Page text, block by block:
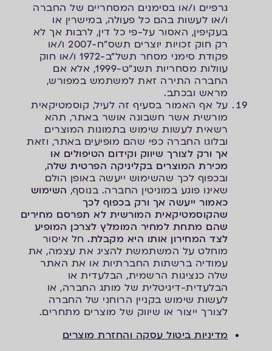
גרפיים ו/או בסימנים המסחריים של החברה
ו/או לעשות בהם כל פעולה, במישרין או
בעקיפין, האסור על-פי כל דין, לרבות אך לא
רק חוק זכויות יוצרים תשס"ח-2007 ו/או
פקודת סימני מסחר תשל"ב-1972 ו/או חוק
עוולות מסחריות תשנ"ט-1999, אלא אם
החברה התירה זאת למשתמש במפורש,
מראש ובכתב.
על אף האמור בסעיף זה לעיל, קוסמטיקאית
מורשית אשר חשבונה אושר באתר, תהא
רשאית לעשות שימוש בתמונות המוצרים
ובלוגו החברה כפי שהם מופיעים באתר, וזאת
אך ורק לצורך שיווק וקידום הטיפולים או
מכירת המוצרים בקליניקה הפרטית שלה,
ובכפוף לכך שהשימוש ייעשה באופן הולם
שאינו פוגע במוניטין החברה. בנוסף, השימוש
כאמור ייעשה אך ורק בכפוף לכך
שהקוסמטיקאית המורשית לא תפרסם מחירים
שהם מתחת למחיר המומלץ לצרכן המופיע
לצד המחירון אותו היא מקבלת. חל איסור
מוחלט על המשתמשת להציג את עצמה, את
עמודיה ברשתות החברתיות או את האתר
שלה כנציגות הרשמית, הבלעדית או
הבלעדית-דיגיטלית של מותג החברה, או
לעשות שימוש בקניין הרוחני של החברה
לצורך ייצור או שיווק של מוצרים מתחרים.
מדיניות ביטול עסקה והחזרת מוצרים